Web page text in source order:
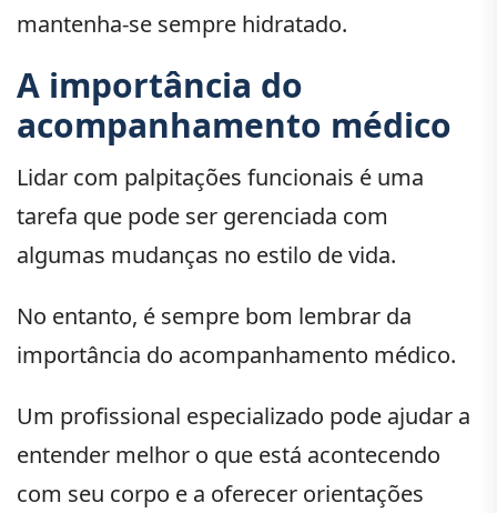
mantenha-se sempre hidratado.
A importância do
acompanhamento médico
Lidar com palpitações funcionais é uma
tarefa que pode ser gerenciada com
algumas mudanças no estilo de vida.
No entanto, é sempre bom lembrar da
importância do acompanhamento médico.
Um profissional especializado pode ajudar a
entender melhor o que está acontecendo
com seu corpo e a oferecer orientações